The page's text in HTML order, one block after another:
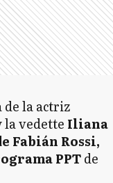
de la actriz
la vedette Iliana
Fabián Rossi,
PPTde